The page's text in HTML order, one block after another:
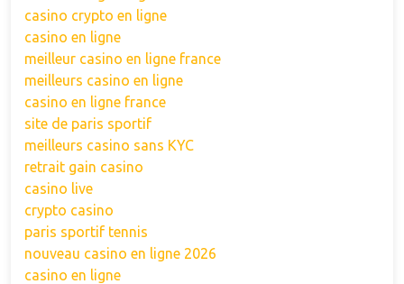
casino crypto en ligne
casino en ligne
meilleur casino en ligne france
meilleurs casino en ligne
casino en ligne france
site de paris sportif
meilleurs casino sans KYC
retrait gain casino
casino live
crypto casino
paris sportif tennis
nouveau casino en ligne 2026
casino en ligne